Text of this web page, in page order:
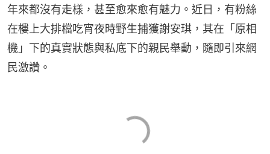
年來都沒有走樣，甚至愈來愈有魅力。近日，有粉絲
在樓上大排檔吃宵夜時野生捕獲謝安琪，其在「原相
機」下的真實狀態與私底下的親民舉動，隨即引來網
民激讚。